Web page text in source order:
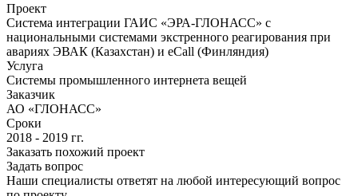
Проект
Система интеграции ГАИС «ЭРА-ГЛОНАСС» с
национальными системами экстренного реагирования при
авариях ЭВАК (Казахстан) и eCall (Финляндия)
Услуга
Системы промышленного интернета вещей
Заказчик
АО «ГЛОНАСС»
Сроки
2018 - 2019 гг.
Заказать похожий проект
Задать вопрос
Наши специалисты ответят на любой интересующий вопрос